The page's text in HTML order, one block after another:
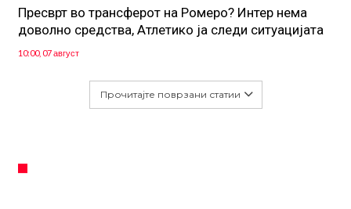
Пресврт во трансферот на Ромеро? Интер нема
доволно средства, Атлетико ја следи ситуацијата
10:00, 07 август
Прочитајте поврзани статии